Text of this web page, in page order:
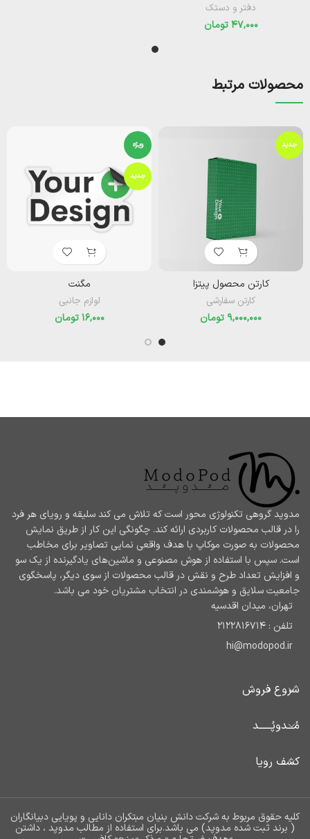
دفتر و دستک
تومان
محصولات مرتبط
جدید
کارتن محصول پیتزا
کارتن سفارشی
تومان
ویژه
جدید
مگنت
لوازم جانبی
تومان
مدوپد گروهی تکنولوژی محور است که تلاش می کند سلیقه و رویای هر فرد
را در قالب محصولات کاربردی ارائه کند. چگونگی این کار از طریق نمایش
محصولات به صورت موکاپ با هدف واقعی نمایی تصاویر برای مخاطب
است. سپس با استفاده از هوش مصنوعی و ماشین‌های یادگیرنده از یک سو
و افزایش تعداد طرح و نقش در قالب محصولات از سوی دیگر، پاسخگوی
جامعیت سلایق و هوشمندی در انتخاب مشتریان خود می باشد.
تهران، میدان اقدسیه
تلفن : 2122816714
hi@modopod.ir
شروع فروش
مُـــدوپُــــــد
کشف رویا
کلیه حقوق مربوط به شرکت دانش بنیان مبتکران دانایی و پویایی دبیانگاران
( برند ثبت شده مدوپد) می باشد.برای استفاده از مطالب مدوپد ، داشتن